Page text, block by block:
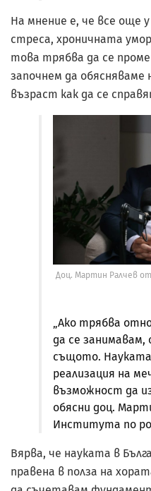
На мнение е, че все още у
стреса, хроничната
това трябва да се
започнем да
възраст как да се
Доц. Мартин Ралчев
„Ако трябва
да се
същото.
реализация на
възможност да
обясни доц.
Института по
Вярва, че науката в
правена в полза на